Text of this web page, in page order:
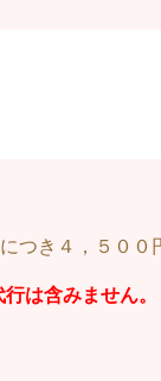
つき４，５００
は含みません。